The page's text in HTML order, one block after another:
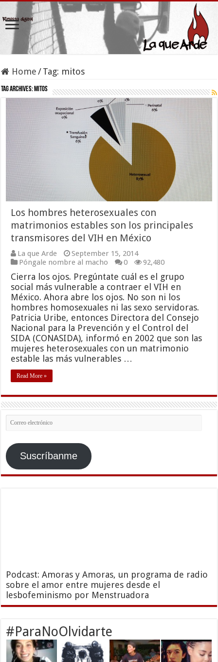
Home /Tag: mitos
Tag Archives:mitos
Los hombres heterosexuales con
matrimonios estables son los principales
transmisores del VIH en México
La que Arde
September 15, 2014
Póngale nombre al macho
0 92,480
Cierra los ojos. Pregúntate cuál es el grupo
social más vulnerable a contraer el VIH en
México. Ahora abre los ojos. No son ni los
hombres homosexuales ni las sexo servidoras.
Patricia Uribe, entonces Directora del Consejo
Nacional para la Prevención y el Control del
SIDA (CONASIDA), informó en 2002 que son las
mujeres heterosexuales con un matrimonio
estable las más vulnerables …
Read More »
Correo
electrónico
Suscríbanme
Podcast: Amoras y Amoras, un programa de radio
sobre el amor entre mujeres desde el
lesbofeminismo por Menstruadora
#ParaNoOlvidarte